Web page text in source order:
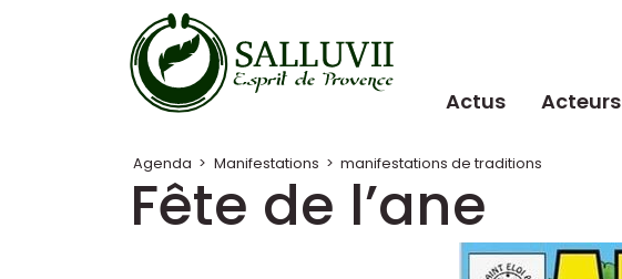
Panneau de gestion des cookies
Actus Acteurs
Agenda > Manifestations > manifestations de traditions
Fête de l’ane